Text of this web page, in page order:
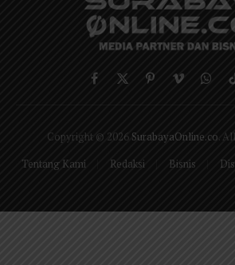
Facebook
X
PinterestVimeo
Copyright © 2026 SurabayaOnline.co .
Tentang Kami
Redaksi Bisnis